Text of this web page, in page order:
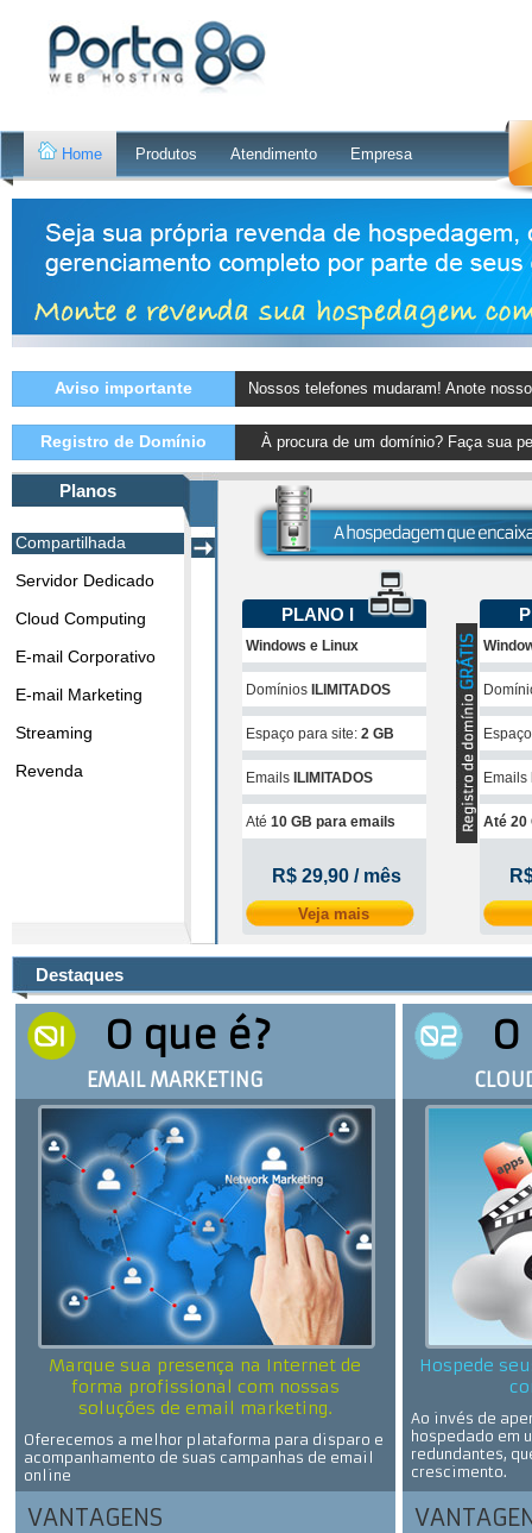
Home Produtos Atendimento Empresa
Aviso importante Nossos telefones mudaram! Anote
Registro de Domínio À procura de um domínio? Faça sua
Planos
Compartilhada
Servidor Dedicado
Cloud Computing
E-mail Corporativo
E-mail Marketing
Streaming
Revenda
PLANO I
Windows e Linux
Domínios ILIMITADOS
Espaço para site: 2 GB
Emails ILIMITADOS
Até 10 GB para emails
R$ 29,90 / mês
Veja mais
Emails
Até 20
Destaques
O que é?
EMAIL MARKETING
Marque sua presença na Internet de
forma profissional com nossas
soluções de email marketing.
Oferecemos a melhor plataforma para disparo e
acompanhamento de suas campanhas de email
online
VANTAGENS
Hospede
Ao invés de
hospedado em
redundantes,
crescimento.